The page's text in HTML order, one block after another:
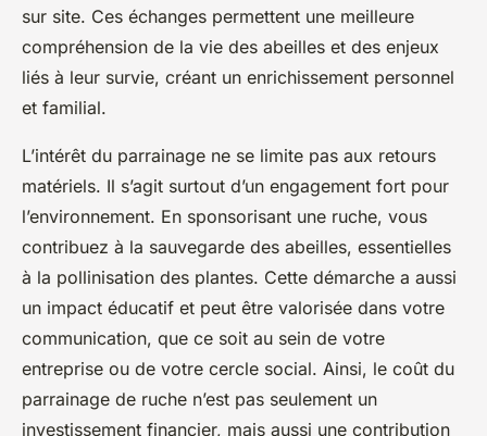
sur site. Ces échanges permettent une meilleure
compréhension de la vie des abeilles et des enjeux
liés à leur survie, créant un enrichissement personnel
et familial.
L’intérêt du parrainage ne se limite pas aux retours
matériels. Il s’agit surtout d’un engagement fort pour
l’environnement. En sponsorisant une ruche, vous
contribuez à la sauvegarde des abeilles, essentielles
à la pollinisation des plantes. Cette démarche a aussi
un impact éducatif et peut être valorisée dans votre
communication, que ce soit au sein de votre
entreprise ou de votre cercle social. Ainsi, le coût du
parrainage de ruche n’est pas seulement un
investissement financier, mais aussi une contribution